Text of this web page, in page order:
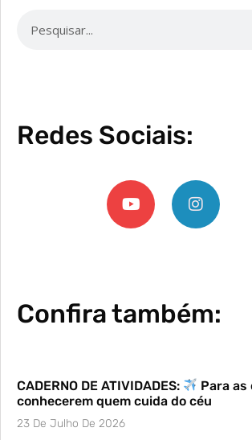
Redes Sociais:
Confira também:
CADERNO DE ATIVIDADES:
Para as
conhecerem quem cuida do céu
23 De Julho De 2026